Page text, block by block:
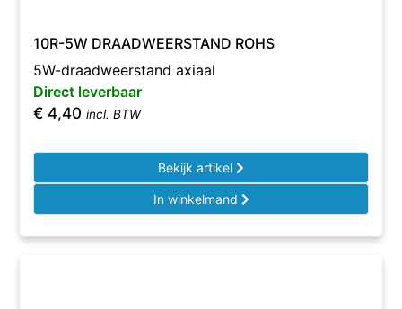
10R-5W DRAADWEERSTAND ROHS
5W-draadweerstand axiaal
Direct leverbaar
€ 4,40 incl. BTW
Bekijk artikel
In winkelmand